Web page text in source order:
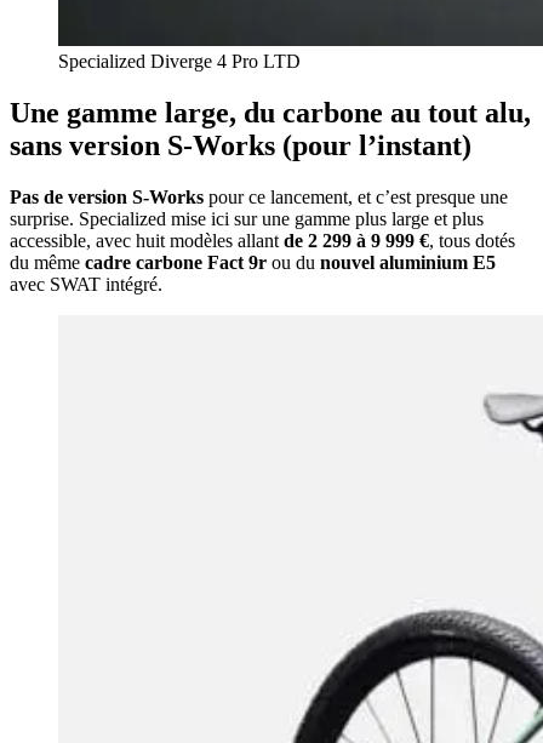
Specialized Diverge 4 Pro LTD
Une gamme large, du carbone au tout alu,
sans version S-Works (pour l’instant)
Pas de version S-Works pour ce lancement, et c’est presque une
surprise. Specialized mise ici sur une gamme plus large et plus
accessible, avec huit modèles allant de 2 299 à 9 999 €, tous dotés
du même cadre carbone Fact 9r ou du nouvel aluminium E5
avec SWAT intégré.